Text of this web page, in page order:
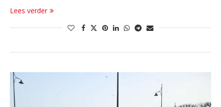
Lees verder